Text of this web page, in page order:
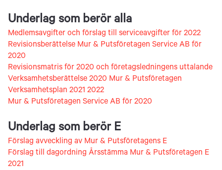
Underlag som berör alla
Medlemsavgifter och förslag till serviceavgifter för 2022
Revisionsberättelse Mur & Putsföretagen Service AB för
2020
Revisionsmatris för 2020 och företagsledningens uttalande
Verksamhetsberättelse 2020 Mur & Putsföretagen
Verksamhetsplan 2021 2022
Mur & Putsföretagen Service AB för 2020
Underlag som berör E
Förslag avveckling av Mur & Putsföretagens E
Förslag till dagordning Årsstämma Mur & Putsföretagen E
2021